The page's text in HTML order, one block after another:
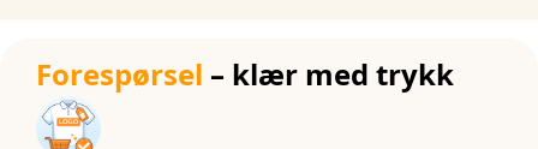
Forespørsel – klær med trykk